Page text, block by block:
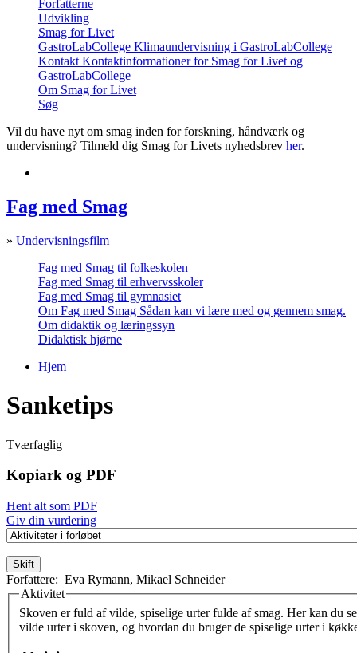
Forfatterne
Udvikling
Smag for Livet
GastroLabCollege Klimaundervisning i GastroLabCollege
Kontakt Kontaktinformationer for Smag for Livet og
GastroLabCollege
Om Smag for Livet
Søg
Vil du have nyt om smag inden for forskning, håndværk og
undervisning? Tilmeld dig Smag for Livets nyhedsbrev her.
Fag med Smag
» Undervisningsfilm
Fag med Smag til folkeskolen
Fag med Smag til erhvervsskoler
Fag med Smag til gymnasiet
Om Fag med Smag Sådan kan vi lære med og gennem smag.
Om didaktik og læringssyn
Didaktisk hjørne
Hjem
Sanketips
Tværfaglig
Kopiark og PDF
Hent alt som PDF
Giv din vurdering
Forfattere: Eva Rymann, Mikael Schneider
Vertikale faneblade
Aktivitet
Skoven er fuld af vilde, spiselige urter fulde af smag. Her kan du
vilde urter i skoven, og hvordan du bruger de spiselige urter i